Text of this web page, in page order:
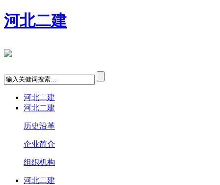
河北二建
河北二建
河北二建
历史沿革
企业简介
组织机构
河北二建